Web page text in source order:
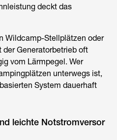
deckt das
Wildcamp-Stellplätzen oder
Generatorbetrieb oft
vom Lärmpegel. Wer
unterwegs ist,
System dauerhaft
leichte Notstromversor